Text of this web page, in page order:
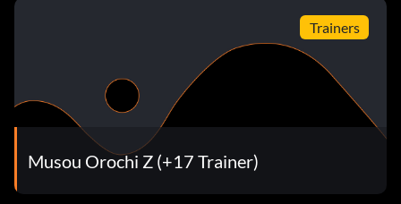
Trainers
Musou Orochi Z (+17 Trainer)